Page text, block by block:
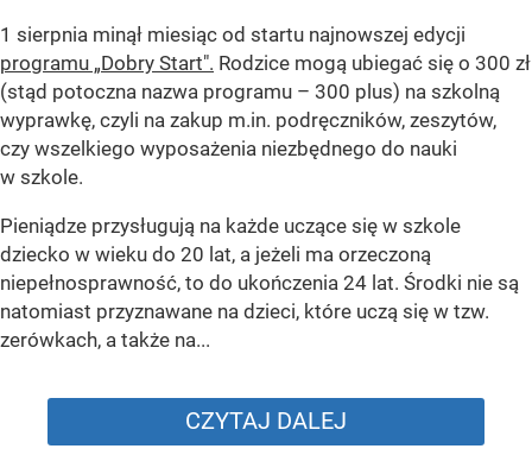
1 sierpnia minął miesiąc od startu najnowszej edycji
programu „Dobry Start". Rodzice mogą ubiegać się o 300 zł
(stąd potoczna nazwa programu – 300 plus) na szkolną
wyprawkę, czyli na zakup m.in. podręczników, zeszytów,
czy wszelkiego wyposażenia niezbędnego do nauki
w szkole.
Pieniądze przysługują na każde uczące się w szkole
dziecko w wieku do 20 lat, a jeżeli ma orzeczoną
niepełnosprawność, to do ukończenia 24 lat. Środki nie są
natomiast przyznawane na dzieci, które uczą się w tzw.
zerówkach, a także na...
CZYTAJ DALEJ